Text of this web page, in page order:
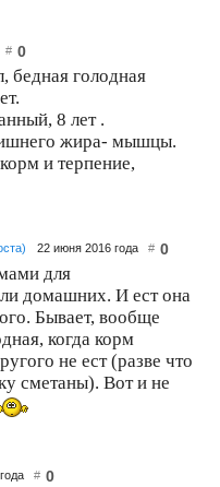
# 0
бедная голодная
8 лет .
жира- мышцы.
и терпение,
22 июня 2016 года # 0
для
домашних. И ест она
Бывает, вообще
когда корм
не ест (разве что
сметаны). Вот и не
# 0